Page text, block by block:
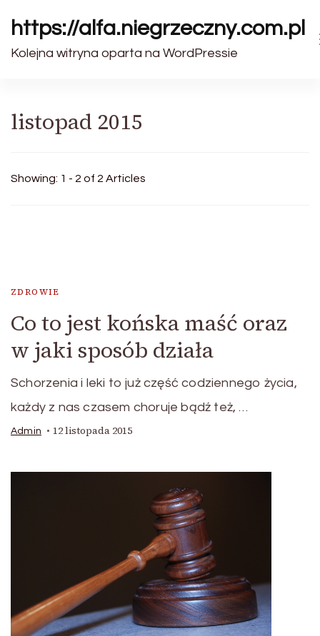
https://alfa.niegrzeczny.com.pl
Kolejna witryna oparta na WordPressie
listopad 2015
Showing: 1 - 2 of 2 Articles
ZDROWIE
Co to jest końska maść oraz
w jaki sposób działa
Schorzenia i leki to już część codziennego życia,
każdy z nas czasem choruje bądź też, …
Admin 12 listopada 2015